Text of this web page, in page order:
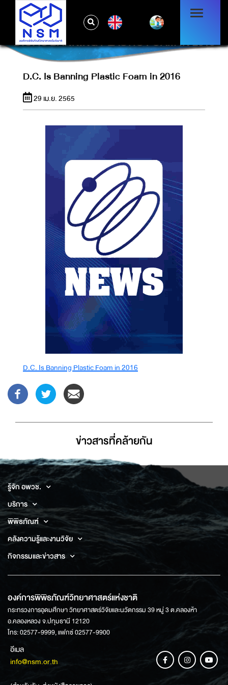
D.C. IS BANNING PLASTIC FOAM IN 2016
D.C. Is Banning Plastic Foam in 2016
29 เม.ย. 2565
D.C. Is Banning Plastic Foam in 2016
ข่าวสารที่่คล้ายกัน
รู้จัก อพวช.
บริการ
พิพิธภัณฑ์
คลังความรู้และงานวิจัย
กิจกรรมและข่าวสาร
องค์การพิพิธภัณฑ์วิทยาศาสตร์แห่งชาติ
กระทรวงการอุดมศึกษา วิทยาศาสตร์วิจัยและนวัตกรรม 39 หมู่ 3 ต.คลองห้า
อ.คลองหลวง จ.ปทุมธานี 12120
โทร: 02577-9999, แฟกซ์ 02577-9900
อีเมล
info@nsm.or.th